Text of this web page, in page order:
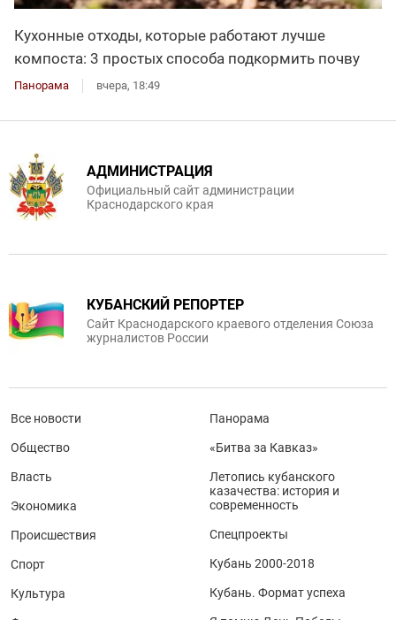
Кухонные отходы, которые работают лучше
компоста: 3 простых способа подкормить почву
Панорама вчера, 18:49
АДМИНИСТРАЦИЯ
Официальный сайт администрации
Краснодарского края
КУБАНСКИЙ РЕПОРТЕР
Сайт Краснодарского краевого отделения Союза
журналистов России
Все новости
Общество
Власть
Экономика
Происшествия
Спорт
Культура
Панорама
«Битва за Кавказ»
Летопись кубанского
казачества: история и
современность
Спецпроекты
Кубань 2000-2018
Кубань. Формат успеха